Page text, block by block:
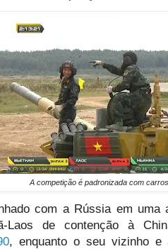
A competição é padronizada com
com a Rússia em uma
Laos de contenção à
, enquanto o seu vizinho